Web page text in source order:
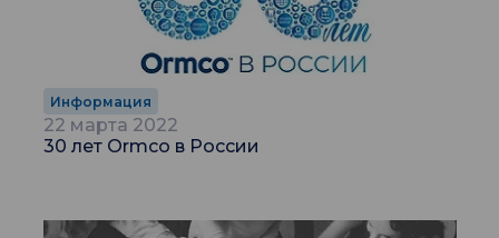
Информация
22 марта 2022
30 лет Ormco в России